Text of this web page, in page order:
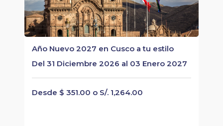
Año Nuevo 2027 en Cusco a tu estilo
Del 31 Diciembre 2026 al 03 Enero 2027
Desde $ 351.00 o S/. 1,264.00